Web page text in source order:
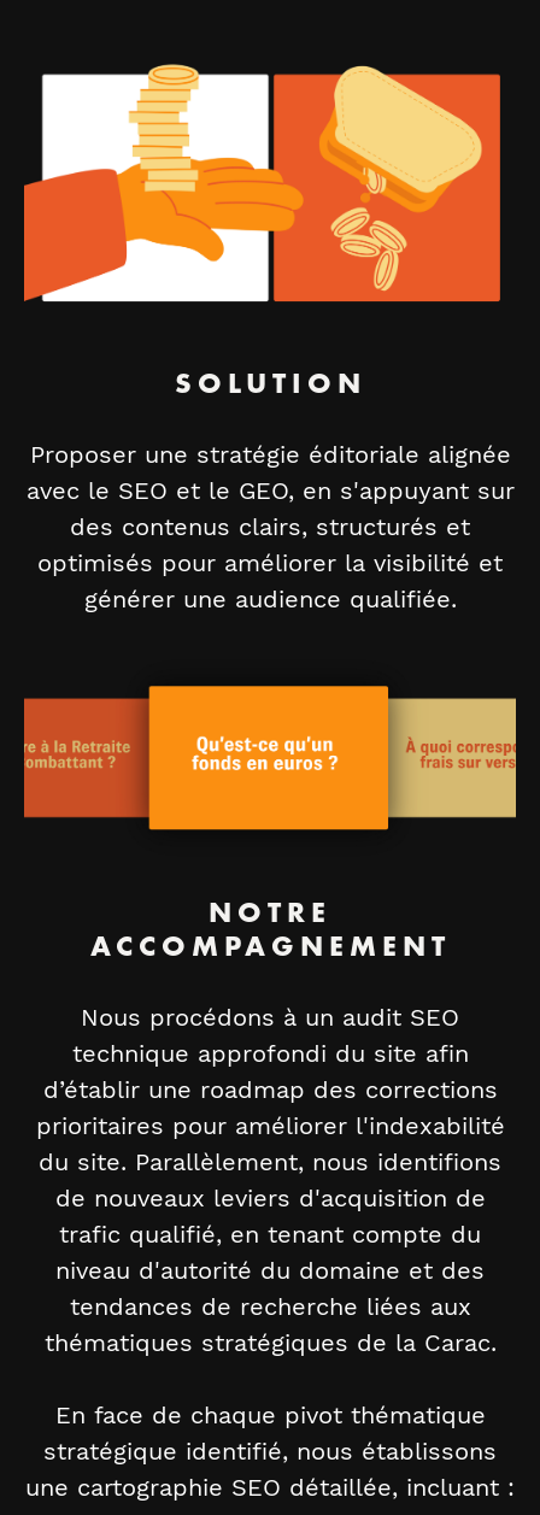
SOLUTION
Proposer une stratégie éditoriale alignée
avec le SEO et le GEO, en s'appuyant sur
des contenus clairs, structurés et
optimisés pour améliorer la visibilité et
générer une audience qualifiée.
NOTRE
ACCOMPAGNEMENT
Nous procédons à un audit SEO
technique approfondi du site afin
d’établir une roadmap des corrections
prioritaires pour améliorer l'indexabilité
du site. Parallèlement, nous identifions
de nouveaux leviers d'acquisition de
trafic qualifié, en tenant compte du
niveau d'autorité du domaine et des
tendances de recherche liées aux
thématiques stratégiques de la Carac.
En face de chaque pivot thématique
stratégique identifié, nous établissons
une cartographie SEO détaillée, incluant :